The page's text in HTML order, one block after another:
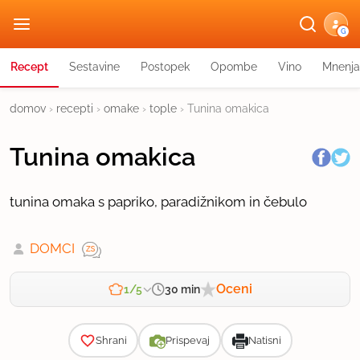
G
Recept Sestavine Postopek Opombe Vino Mnenja
domov › recepti › omake › tople › Tunina omakica
Tunina omakica
tunina omaka s papriko, paradižnikom in čebulo
DOMCI
1/5 30 min Oceni
Shrani Prispevaj Natisni